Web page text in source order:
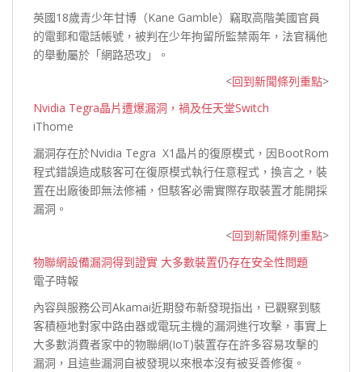
英國18歲青少年甘博（Kane Gamble）竊取高階美國官員
的電郵和電話帳號，被判在少年拘留所監禁兩年，法官稱他
的舉動屬於「網路恐攻」。
<回到新聞條列重點>
Nvidia Tegra晶片遭爆漏洞，禍及任天堂Switch
iThome
漏洞存在於Nvidia Tegra X1晶片的復原模式，因BootRom
程式錯誤造成駭客可在復原模式執行任意程式，換言之，裝
置在出廠後即無法修補，但駭客必需實際存取裝置才能開採
漏洞。
<回到新聞條列重點>
物聯網設備漏洞得到證實 大多數裝置仍存在安全性問題
電子時報
內容與服務公司Akamai近期發布新發現指出，已觀察到駭
客積極地對家中路由器或電玩主機的漏洞進行攻擊，事實上
大多數消費者家中的物聯網(IoT)裝置存在許多容易攻擊的
漏洞，且這些漏洞自被發現以來根本沒有被妥善修復。